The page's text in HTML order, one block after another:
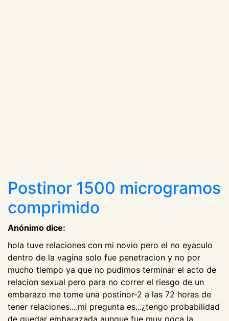
Postinor 1500 microgramos
comprimido
Anónimo dice:
hola tuve relaciones con mi novio pero el no eyaculo
dentro de la vagina solo fue penetracion y no por
mucho tiempo ya que no pudimos terminar el acto de
relacion sexual pero para no correr el riesgo de un
embarazo me tome una postinor-2 a las 72 horas de
tener relaciones....mi pregunta es...¿tengo probabilidad
de quedar embarazada aunque fue muy poca la